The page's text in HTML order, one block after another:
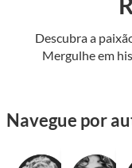
Descubra a
Mergulhe em
horizontes, onde
universos e
e tenha a
passe um tempo
Navegue por